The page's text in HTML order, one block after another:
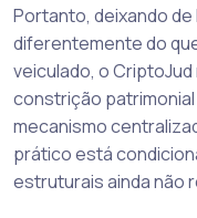
Portanto, deixando
diferentemente do
veiculado, o
constrição patrimonial
mecanismo
prático está
estruturais ainda não